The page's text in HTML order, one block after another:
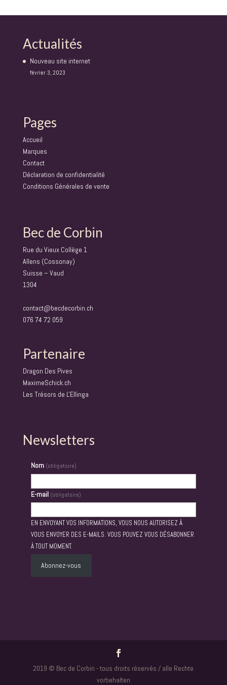
Actualités
Nouveau site internet
février 3, 2023
Pages
Accueil
Marques
Contact
Déclaration de confidentialité
Conditions Générales de vente
Bec de Corbin
Rue du Vieux Collège 1
Allens (Cossonay)
Suisse – Vaud
1304
contact@becdecorbin.ch
076 74 72 059
Partenaire
Dragon Des Pives
MaximeSchick.ch
Les Trésors de L'Ellinga
Newsletters
Nom (obligatoire)
E-mail (obligatoire)
EN ENVOYANT VOS INFORMATIONS, VOUS NOUS AUTORISEZ À
VOUS ENVOYER DES E-MAILS. VOUS POUVEZ VOUS DÉSABONNER
À TOUT MOMENT.
Abonnez-vous
2019 © Bec de Corbin - tous droits réservés / alle Rechte
vorbehalten